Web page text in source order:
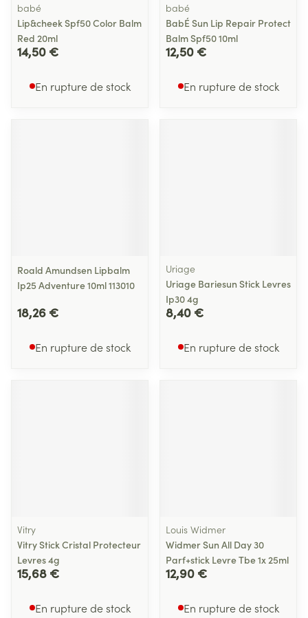
babé
Lip&cheek Spf50 Color Balm
Red 20ml
14,50 €
En rupture de stock
babé
BabÉ Sun Lip Repair Protect
Balm Spf50 10ml
12,50 €
En rupture de stock
Roald Amundsen Lipbalm
Ip25 Adventure 10ml 113010
18,26 €
En rupture de stock
Uriage
Uriage Bariesun Stick Levres
Ip30 4g
8,40 €
En rupture de stock
Vitry
Vitry Stick Cristal Protecteur
Levres 4g
15,68 €
En rupture de stock
Louis Widmer
Widmer Sun All Day 30
Parf+stick Levre Tbe 1x 25ml
12,90 €
En rupture de stock